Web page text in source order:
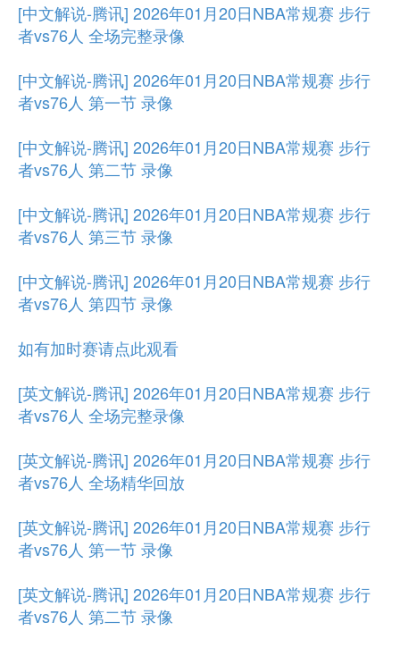
[中文解说-腾讯] 2026年01月20日NBA常规赛 步行
者vs76人 全场完整录像
[中文解说-腾讯] 2026年01月20日NBA常规赛 步行
者vs76人 第一节 录像
[中文解说-腾讯] 2026年01月20日NBA常规赛 步行
者vs76人 第二节 录像
[中文解说-腾讯] 2026年01月20日NBA常规赛 步行
者vs76人 第三节 录像
[中文解说-腾讯] 2026年01月20日NBA常规赛 步行
者vs76人 第四节 录像
如有加时赛请点此观看
[英文解说-腾讯] 2026年01月20日NBA常规赛 步行
者vs76人 全场完整录像
[英文解说-腾讯] 2026年01月20日NBA常规赛 步行
者vs76人 全场精华回放
[英文解说-腾讯] 2026年01月20日NBA常规赛 步行
者vs76人 第一节 录像
[英文解说-腾讯] 2026年01月20日NBA常规赛 步行
者vs76人 第二节 录像